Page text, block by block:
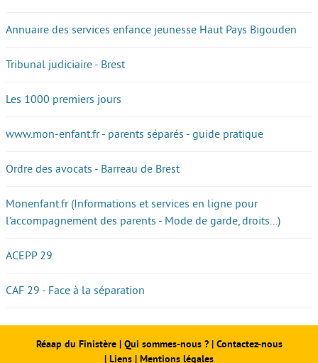
Annuaire des services enfance jeunesse Haut Pays Bigouden
Tribunal judiciaire - Brest
Les 1000 premiers jours
www.mon-enfant.fr - parents séparés - guide pratique
Ordre des avocats - Barreau de Brest
Monenfant.fr (Informations et services en ligne pour
l’accompagnement des parents - Mode de garde, droits...)
ACEPP 29
CAF 29 - Face à la séparation
Réaap du Finistère| Qui sommes-nous ? | Contactez-nous
| Liens | Mentions légales